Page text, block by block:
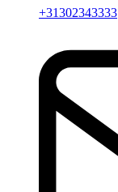
+31302343333